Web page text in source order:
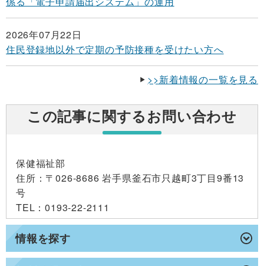
情報を探す
2026年07月22日
住民登録地以外で定期の予防接種を受けたい方へ
>>新着情報の一覧を見る
この記事に関するお問い合わせ
保健福祉部
住所 ：〒026-8686 岩手県釜石市只越町3丁目9番13
号
TEL ：0193-22-2111